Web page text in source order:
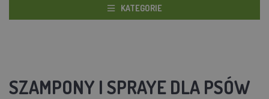
KATEGORIE
SZAMPONY I SPRAYE DLA PSÓW